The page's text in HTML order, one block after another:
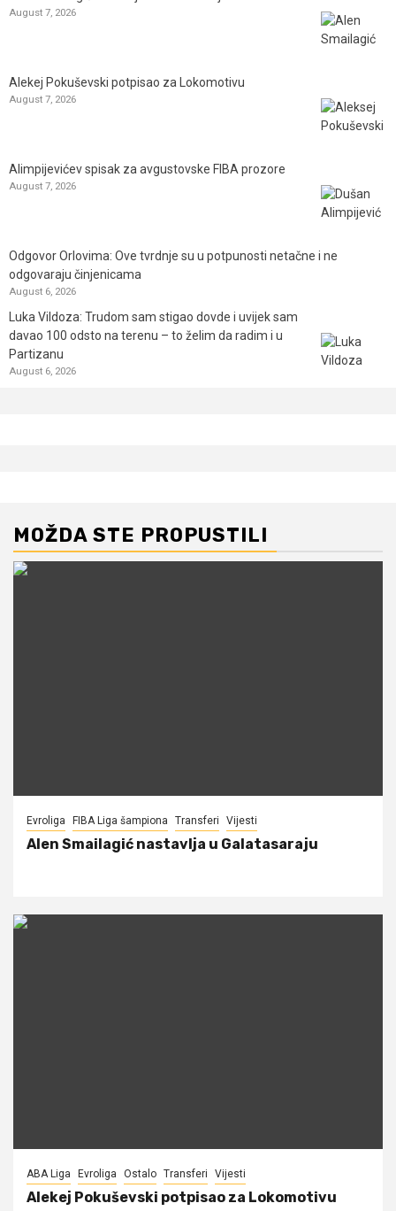
August 7, 2026
Alekej Pokuševski potpisao za Lokomotivu
August 7, 2026
Alimpijevićev spisak za avgustovske FIBA prozore
August 7, 2026
Odgovor Orlovima: ​Ove tvrdnje su u potpunosti netačne i ne
odgovaraju činjenicama
August 6, 2026
Luka Vildoza: Trudom sam stigao dovde i uvijek sam
davao 100 odsto na terenu – to želim da radim i u
Partizanu
August 6, 2026
MOŽDA STE PROPUSTILI
Evroliga FIBA Liga šampiona Transferi Vijesti
Alen Smailagić nastavlja u Galatasaraju
ABA Liga Evroliga Ostalo Transferi Vijesti
Alekej Pokuševski potpisao za Lokomotivu